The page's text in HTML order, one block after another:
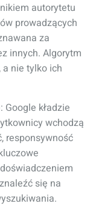
autorytetu
prowadzących
za
innych. Algorytm
nie tylko ich
: Google kładzie
wchodzą
responsywność
się na